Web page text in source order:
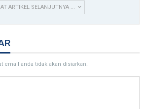
ARTIKEL SELANJUTNYA ...
email anda tidak akan disiarkan.